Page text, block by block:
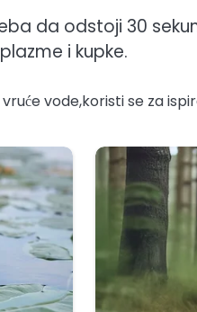
da odstoji 30
i kupke.
vode,koristi se za